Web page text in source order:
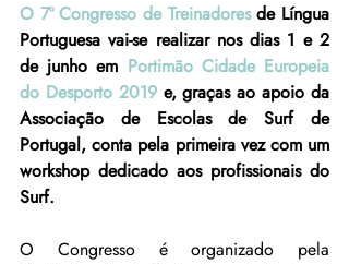
O 7º Congresso de Treinadores de Língua
Portuguesa vai-se realizar nos dias 1 e 2
de junho em Portimão Cidade Europeia
do Desporto 2019 e, graças ao apoio da
Associação de Escolas de Surf de
Portugal, conta pela primeira vez com um
workshop dedicado aos profissionais do
Surf.
O Congresso é organizado pela